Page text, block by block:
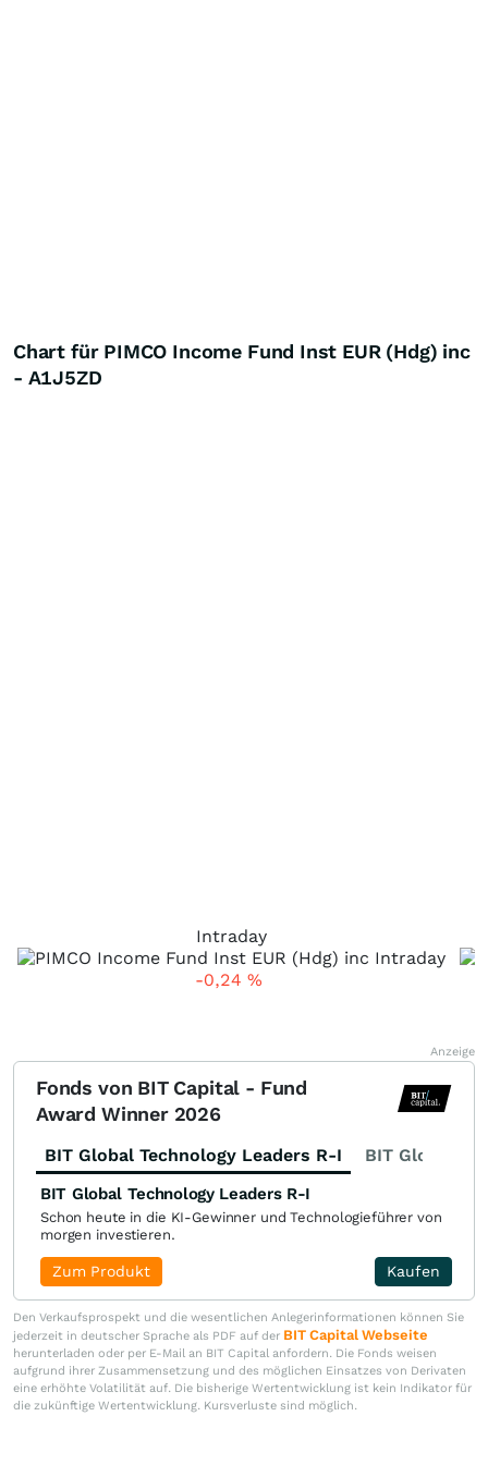
Chart für PIMCO Income Fund Inst EUR (Hdg) inc
- A1J5ZD
Intraday
-0,24 %
Anzeige
Fonds von BIT Capital - Fund
Award Winner 2026
BIT Global Technology Leaders R-I BIT Global
BIT Global Technology Leaders R-I
Schon heute in die KI-Gewinner und Technologieführer von
morgen investieren.
Kaufen
Zum Produkt
Den Verkaufsprospekt und die wesentlichen Anlegerinformationen können Sie
jederzeit in deutscher Sprache als PDF auf der BIT Capital Webseite
herunterladen oder per E-Mail an BIT Capital anfordern. Die Fonds weisen
aufgrund ihrer Zusammensetzung und des möglichen Einsatzes von Derivaten
eine erhöhte Volatilität auf. Die bisherige Wertentwicklung ist kein Indikator für
die zukünftige Wertentwicklung. Kursverluste sind möglich.